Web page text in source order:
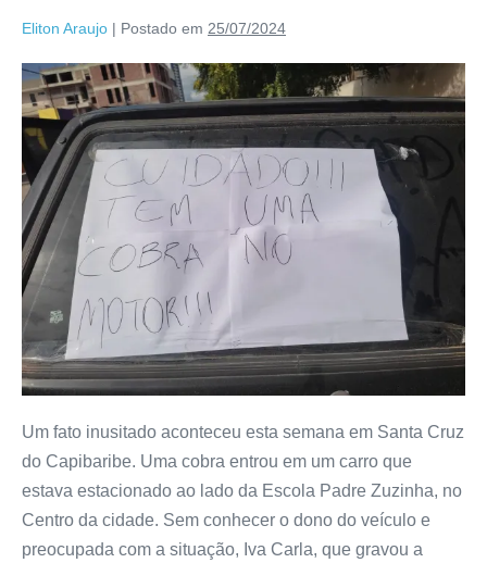
Eliton Araujo | Postado em 25/07/2024
Um fato inusitado aconteceu esta semana em Santa Cruz
do Capibaribe. Uma cobra entrou em um carro que
estava estacionado ao lado da Escola Padre Zuzinha, no
Centro da cidade. Sem conhecer o dono do veículo e
preocupada com a situação, Iva Carla, que gravou a